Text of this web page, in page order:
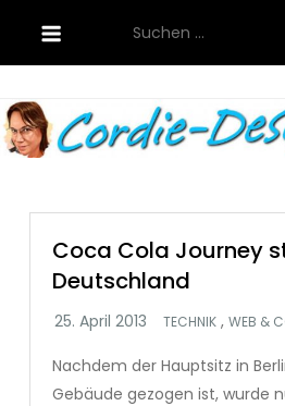
content
nach:
Cordie-Design
Coca Cola Journey
Deutschland
TECHNIK ,WEB &
Nachdem der Hauptsitz in
Gebäude gezogen ist, wurde